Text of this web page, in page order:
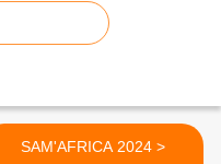
SAM'AFRICA 2024 >